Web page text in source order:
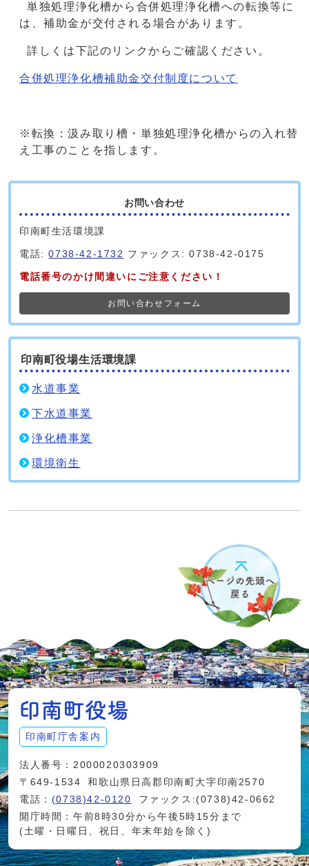
単独処理浄化槽から合併処理浄化槽への転換等に
は、補助金が交付される場合があります。
詳しくは下記のリンクからご確認ください。
合併処理浄化槽補助金交付制度について
※転換：汲み取り槽・単独処理浄化槽からの入れ替
え工事のことを指します。
お問い合わせ
印南町生活環境課
電話:0738-42-1732 ファックス: 0738-42-0175
電話番号のかけ間違いにご注意ください！
お問い合わせフォーム
印南町役場生活環境課
水道事業
下水道事業
浄化槽事業
環境衛生
印南町庁舎案内
法人番号：2000020303909
〒649-1534
和歌山県日高郡印南町大字印南2570
電話： (0738)42-0120
ファックス:(0738)42-0662
開庁時間：午前8時30分から午後5時15分まで
(土曜・日曜日、祝日、年末年始を除く)